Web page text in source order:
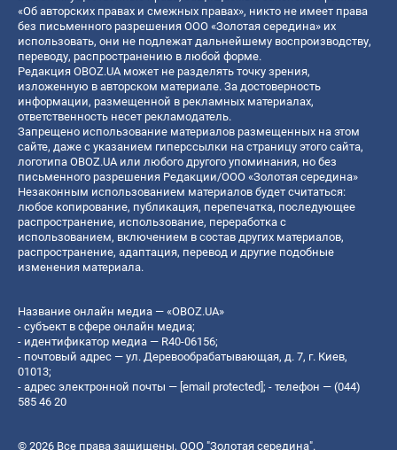
«Об авторских правах и смежных правах», никто не имеет права
без письменного разрешения ООО «Золотая середина» их
использовать, они не подлежат дальнейшему воспроизводству,
переводу, распространению в любой форме.
Редакция OBOZ.UA может не разделять точку зрения,
изложенную в авторском материале. За достоверность
информации, размещенной в рекламных материалах,
ответственность несет рекламодатель.
Запрещено использование материалов размещенных на этом
сайте, даже с указанием гиперссылки на страницу этого сайта,
логотипа OBOZ.UA или любого другого упоминания, но без
письменного разрешения Редакции/ООО «Золотая середина»
Незаконным использованием материалов будет считаться:
любое копирование, публикация, перепечатка, последующее
распространение, использование, переработка с
использованием, включением в состав других материалов,
распространение, адаптация, перевод и другие подобные
изменения материала.
Название онлайн медиа — «OBOZ.UA»
- субъект в сфере онлайн медиа;
- идентификатор медиа — R40-06156;
- почтовый адрес — ул. Деревообрабатывающая, д. 7, г. Киев,
01013;
- адрес электронной почты — [email protected] ; - телефон — (044)
585 46 20
© 2026 Все права защищены, ООО "Золотая середина".